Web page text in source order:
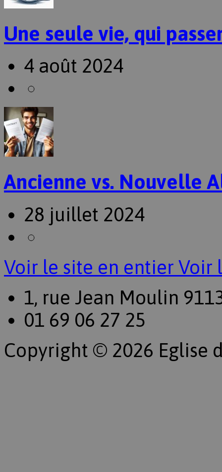
Une seule vie, qui
4 août 2024
Ancienne vs. Nouvelle
28 juillet 2024
Voir le site en entier Voir
1, rue Jean Moulin
01 69 06 27 25
Copyright © 2026 Eglise